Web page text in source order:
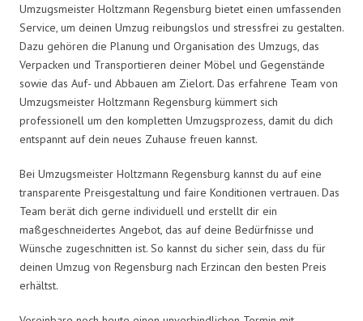
Umzugsmeister Holtzmann Regensburg bietet einen umfassenden
Service, um deinen Umzug reibungslos und stressfrei zu gestalten.
Dazu gehören die Planung und Organisation des Umzugs, das
Verpacken und Transportieren deiner Möbel und Gegenstände
sowie das Auf- und Abbauen am Zielort. Das erfahrene Team von
Umzugsmeister Holtzmann Regensburg kümmert sich
professionell um den kompletten Umzugsprozess, damit du dich
entspannt auf dein neues Zuhause freuen kannst.
Bei Umzugsmeister Holtzmann Regensburg kannst du auf eine
transparente Preisgestaltung und faire Konditionen vertrauen. Das
Team berät dich gerne individuell und erstellt dir ein
maßgeschneidertes Angebot, das auf deine Bedürfnisse und
Wünsche zugeschnitten ist. So kannst du sicher sein, dass du für
deinen Umzug von Regensburg nach Erzincan den besten Preis
erhältst.